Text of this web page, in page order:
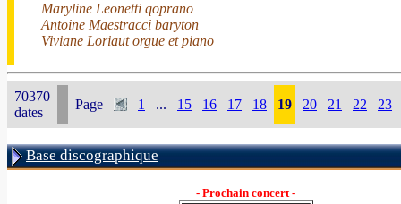
Maryline Leonetti qoprano
Antoine Maestracci baryton
Viviane Loriaut orgue et piano
70370
dates
Page 1 ... 15 16 17 18 19 20 21 22 23
Base discographique
- Prochain concert -